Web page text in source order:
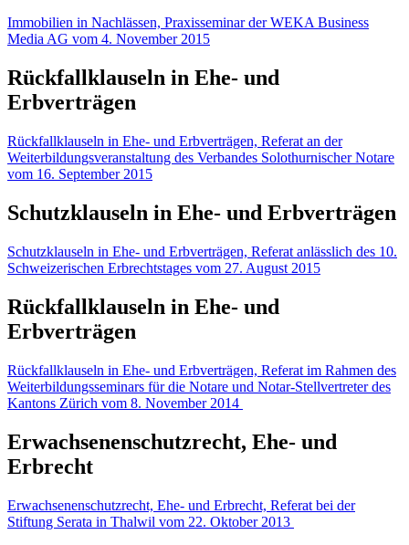
Immobilien in Nachlässen, Praxisseminar der WEKA Business
Media AG vom 4. November 2015
Rückfallklauseln in Ehe- und
Erbverträgen
Rückfallklauseln in Ehe- und Erbverträgen, Referat an der
Weiterbildungsveranstaltung des Verbandes Solothurnischer Notare
vom 16. September 2015
Schutzklauseln in Ehe- und Erbverträgen
Schutzklauseln in Ehe- und Erbverträgen, Referat anlässlich des 10.
Schweizerischen Erbrechtstages vom 27. August 2015
Rückfallklauseln in Ehe- und
Erbverträgen
Rückfallklauseln in Ehe- und Erbverträgen, Referat im Rahmen des
Weiterbildungsseminars für die Notare und Notar-Stellvertreter des
Kantons Zürich vom 8. November 2014
Erwachsenenschutzrecht, Ehe- und
Erbrecht
Erwachsenenschutzrecht, Ehe- und Erbrecht, Referat bei der
Stiftung Serata in Thalwil vom 22. Oktober 2013